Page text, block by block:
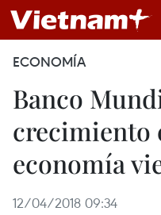
ECONOMÍA
Banco
crecimiento
economía
12/04/2018 09:34